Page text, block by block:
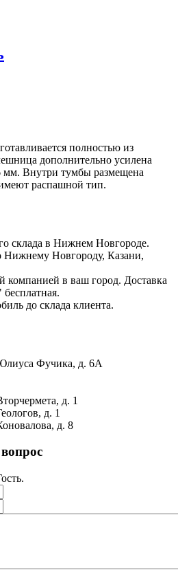
полностью из
дополнительно усилена
Внутри тумбы размещена
распашной тип.
склада в Нижнем Новгороде.
Нижнему Новгороду, Казани,
компанией в ваш город. Доставка
до склада клиента.
Фучика, д. 6А
д. 1
д. 1
д. 8